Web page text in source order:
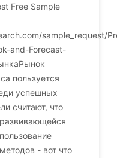
Free Sample
sample_request/
and-Forecast-
пользуется
успешных
считают, что
- вот что